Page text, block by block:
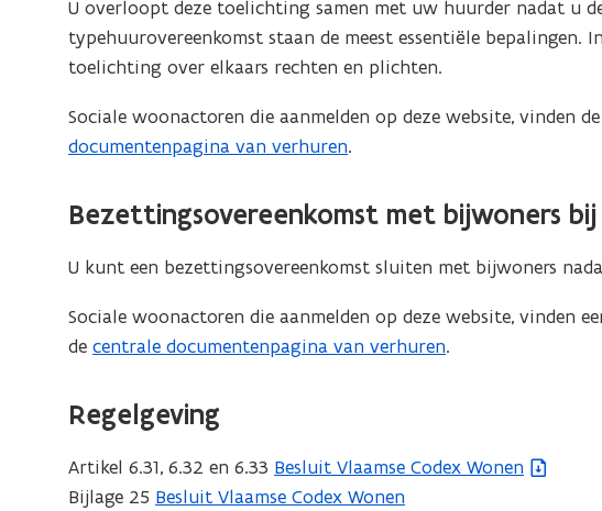
U overloopt deze toelichting samen met uw huurder nadat u
typehuurovereenkomst staan de meest essentiële
toelichting over elkaars rechten en plichten.
Sociale woonactoren die aanmelden op deze website, vinden
documentenpagina van verhuren.
Bezettingsovereenkomst met bijwoners
U kunt een bezettingsovereenkomst sluiten met bijwoners
Sociale woonactoren die aanmelden op deze website, vinden
decentrale documentenpagina van verhuren.
Regelgeving
Artikel 6.31, 6.32 en 6.33 Besluit Vlaamse Codex Wonen
(
b
Bijlage 25 Besluit Vlaamse Codex Wonen